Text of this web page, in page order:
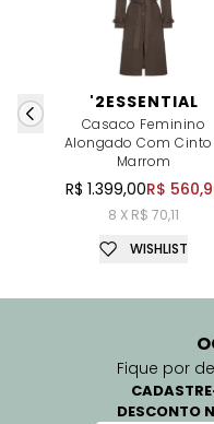
'2ESSENTIAL
Casaco Feminino
Alongado Com
Marrom
R$ 1.399,00R$
8 X R$ 70,11
WISHLIST
Fique por
DESCONTO